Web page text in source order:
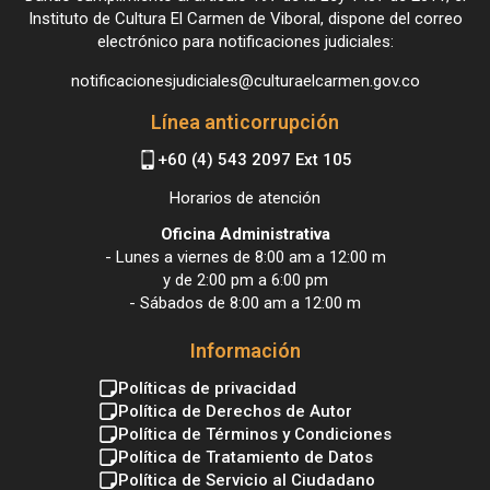
Instituto de Cultura El Carmen de Viboral, dispone del correo
electrónico para notificaciones judiciales:
notificacionesjudiciales@culturaelcarmen.gov.co
Línea anticorrupción
+60 (4) 543 2097 Ext 105
Horarios de atención
Oficina Administrativa
- Lunes a viernes de 8:00 am a 12:00 m
y de 2:00 pm a 6:00 pm
- Sábados de 8:00 am a 12:00 m
Información
Políticas de privacidad
Política de Derechos de Autor
Política de Términos y Condiciones
Política de Tratamiento de Datos
Política de Servicio al Ciudadano